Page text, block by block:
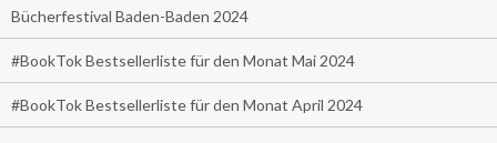
Bücherfestival Baden-Baden 2024
#BookTok Bestsellerliste für den Monat Mai 2024
#BookTok Bestsellerliste für den Monat April 2024